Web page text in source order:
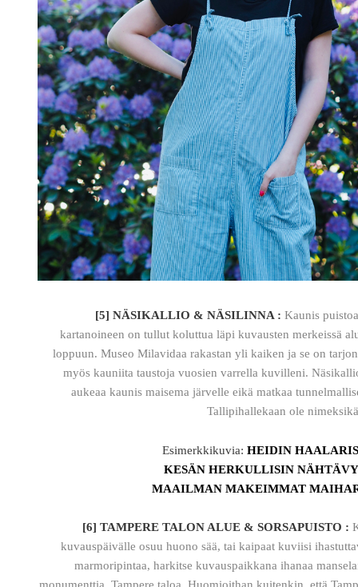
[5] NÄSIKALLIO & NÄSILINNA : Kaunis
kartanoineen on tullut koluttua läpi kuvausten merkeissä
loppuun. Museo Milavidaa rakastan yli kaiken ja se on
myös kauniita taustoja vuosien varrella kuvilleni.
aukeaa kaunis maisema järvelle eikä matkaa
Tallipihallekaan ole
Esimerkkikuvia:HEIDIN
KESÄN HERKULLISIN
MAAILMAN MAKEIMMAT
[6] TAMPERE TALON ALUE & SORSAPUISTO :
kuvauspäivälle osuu huono sää, tai kaipaat kuviisi
marmoripintaa, harkitse kuvauspaikkana ihanaa